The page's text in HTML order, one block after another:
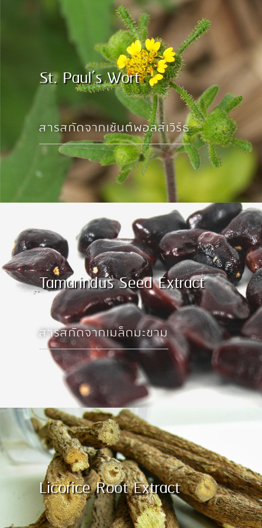
St. Paul’s Wort
สารสกัดจากเซ้นต์พอลส์เวิร์ธ
Tamarindus Seed Extract
สารสกัดจากเมล็ดมะขาม
Licorice Root Extract